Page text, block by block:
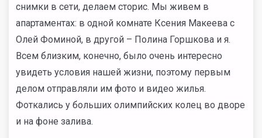
снимки в сети, делаем сторис. Мы живем в
апартаментах: в одной комнате Ксения Макеева с
Олей Фоминой, в другой – Полина Горшкова и я.
Всем близким, конечно, было очень интересно
увидеть условия нашей жизни, поэтому первым
делом отправляли им фото и видео жилья.
Фоткались у больших олимпийских колец во дворе
и на фоне залива.